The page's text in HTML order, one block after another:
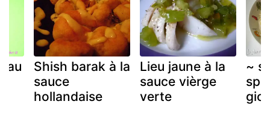
au
Shish barak à la
sauce
hollandaise
Lieu jaune à la
sauce vièrge
verte
~